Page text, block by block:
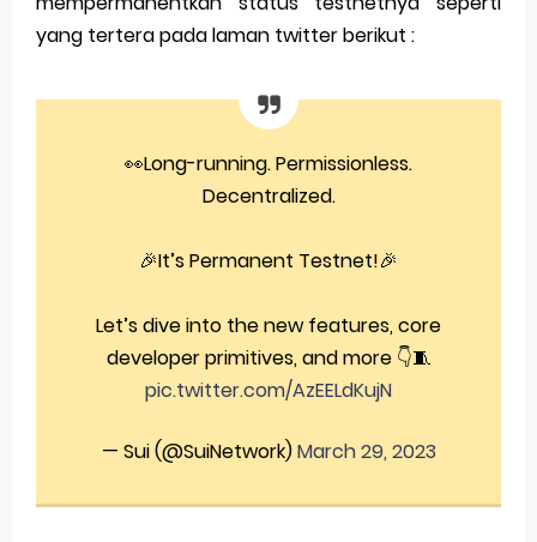
yang tertera pada laman twitter berikut :
👀Long-running. Permissionless.
Decentralized.
🎉It’s Permanent Testnet!🎉
Let’s dive into the new features, core
developer primitives, and more 👇🧵
pic.twitter.com/AzEELdKujN
— Sui (@SuiNetwork)March 29, 2023